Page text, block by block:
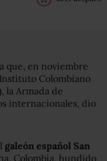
que, en noviembre
Colombiano
la Armada de
internacionales, dio
galeón español San
Colombia, hundido